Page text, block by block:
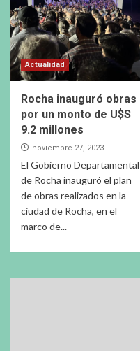
Actualidad
Rocha inauguró obras
por un monto de U$S
9.2 millones
noviembre 27, 2023
El Gobierno Departamental
de Rocha inauguró el plan
de obras realizados en la
ciudad de Rocha, en el
marco de...